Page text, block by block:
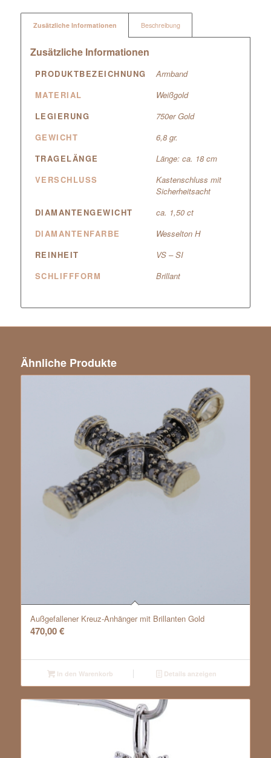
Zusätzliche Informationen Beschreibung
Zusätzliche Informationen
PRODUKTBEZEICHNUNG
Armband
MATERIAL
Weißgold
LEGIERUNG
750er Gold
GEWICHT
6,8 gr.
TRAGELÄNGE
Länge: ca. 18 cm
VERSCHLUSS
Kastenschluss mit
Sicherheitsacht
DIAMANTENGEWICHT
ca. 1,50 ct
DIAMANTENFARBE
Wesselton H
REINHEIT
VS – SI
SCHLIFFFORM
Brillant
Ähnliche Produkte
Außgefallener Kreuz-Anhänger mit Brillanten Gold
470,00€
In den Warenkorb Details anzeigen